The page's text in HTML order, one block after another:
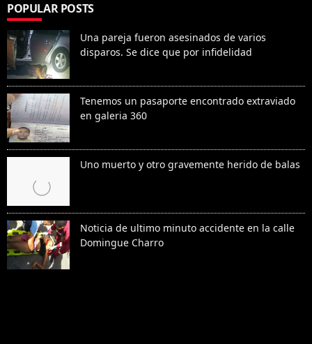
POPULAR POSTS
Una pareja fueron asesinados de varios
disparos. Se dice que por infidelidad
Tenemos un pasaporte encontrado extraviado
en galeria 360
Uno muerto y otro gravemente herido de balas
Noticia de ultimo minuto accidente en la calle
Domingue Charro